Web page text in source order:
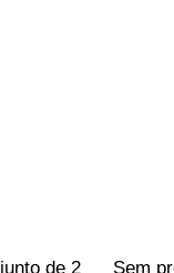
de 2
Sem